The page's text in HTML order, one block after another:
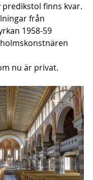
finns kvar.
från
1958-59
nu är privat.